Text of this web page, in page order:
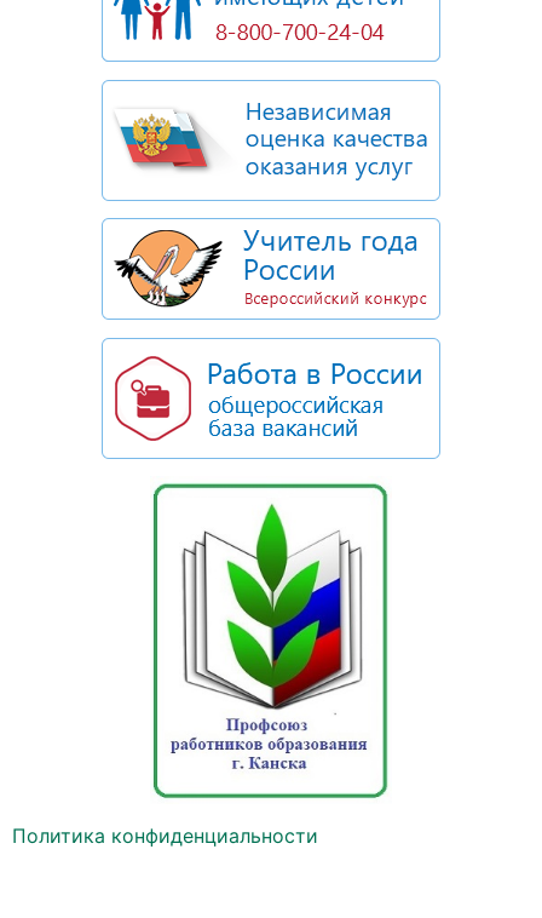
Политика конфиденциальности